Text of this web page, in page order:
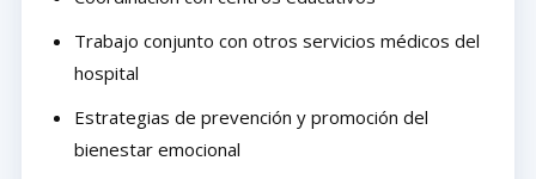
Trabajo conjunto con otros servicios médicos del
hospital
Estrategias de prevención y promoción del
bienestar emocional